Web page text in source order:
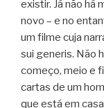
existir. Já não há
novo – e no
um filme cuja
sui generis. Não
começo, meio e
cartas de um
que está em